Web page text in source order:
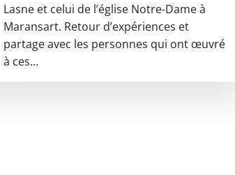
Lasne et celui de l’église Notre-Dame à
Maransart. Retour d’expériences et
partage avec les personnes qui ont œuvré
à ces…